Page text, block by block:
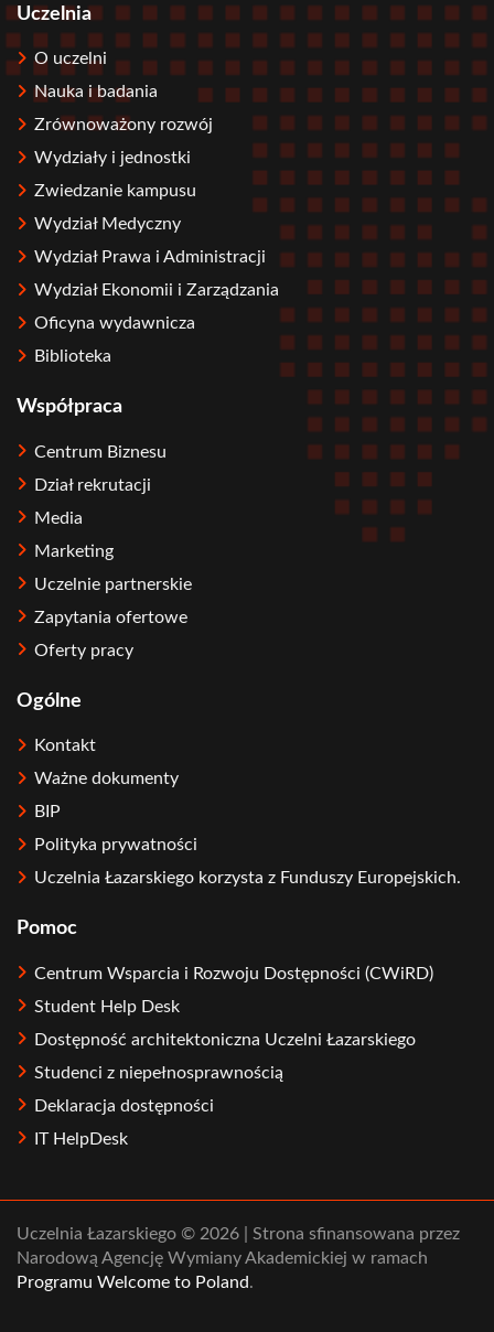
Uczelnia
O uczelni
Nauka i badania
Zrównoważony rozwój
Wydziały i jednostki
Zwiedzanie kampusu
Wydział Medyczny
Wydział Prawa i Administracji
Wydział Ekonomii i Zarządzania
Oficyna wydawnicza
Biblioteka
Współpraca
Centrum Biznesu
Dział rekrutacji
Media
Marketing
Uczelnie partnerskie
Zapytania ofertowe
Oferty pracy
Ogólne
Kontakt
Ważne dokumenty
BIP
Polityka prywatności
Uczelnia Łazarskiego korzysta z Funduszy Europejskich.
Pomoc
Centrum Wsparcia i Rozwoju Dostępności (CWiRD)
Student Help Desk
Dostępność architektoniczna Uczelni Łazarskiego
Studenci z niepełnosprawnością
Deklaracja dostępności
IT HelpDesk
Uczelnia Łazarskiego © 2026 | Strona sfinansowana przez
Narodową Agencję Wymiany Akademickiej w ramach
Programu Welcome to Poland.